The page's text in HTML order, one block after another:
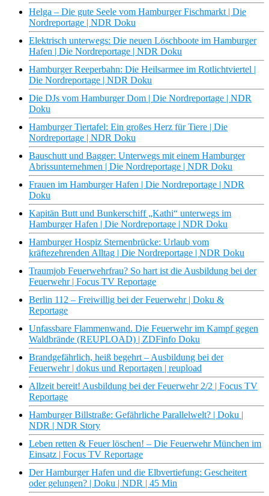
Helga – Die gute Seele vom Hamburger Fischmarkt | Die
Nordreportage | NDR Doku
Elektrisch unterwegs: Die neuen Löschboote im Hamburger
Hafen | Die Nordreportage | NDR Doku
Hamburger Reeperbahn: Die Heilsarmee im Rotlichtviertel |
Die Nordreportage | NDR Doku
Die DJs vom Hamburger Dom | Die Nordreportage | NDR
Doku
Hamburger Tiertafel: Ein großes Herz für Tiere | Die
Nordreportage | NDR Doku
Bauschutt und Bagger: Unterwegs mit einem Hamburger
Abrissunternehmen | Die Nordreportage | NDR Doku
Frauen im Hamburger Hafen | Die Nordreportage | NDR
Doku
Kapitän Butt und Bunkerschiff „Kathi“ unterwegs im
Hamburger Hafen | Die Nordreportage | NDR Doku
Hamburger Hospiz Sternenbrücke: Urlaub vom
kräftezehrenden Alltag | Die Nordreportage | NDR Doku
Traumjob Feuerwehrfrau? So hart ist die Ausbildung bei der
Feuerwehr | Focus TV Reportage
Berlin 112 – Freiwillig bei der Feuerwehr | Doku &
Reportage
Unfassbare Flammenwand. Die Feuerwehr im Kampf gegen
Waldbrände (REUPLOAD) | ZDFinfo Doku
Brandgefährlich, heiß begehrt – Ausbildung bei der
Feuerwehr | dokus und Reportagen | reupload
Allzeit bereit! Ausbildung bei der Feuerwehr 2/2 | Focus TV
Reportage
Hamburger Billstraße: Gefährliche Parallelwelt? | Doku |
NDR | NDR Story
Leben retten & Feuer löschen! – Die Feuerwehr München im
Einsatz | Focus TV Reportage
Der Hamburger Hafen und die Elbvertiefung: Gescheitert
oder gelungen? | Doku | NDR | 45 Min